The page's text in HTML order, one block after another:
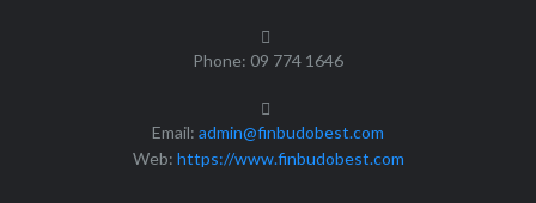
Phone: 09 774 1646
Email: admin@finbudobest.com
Web: https://www.finbudobest.com